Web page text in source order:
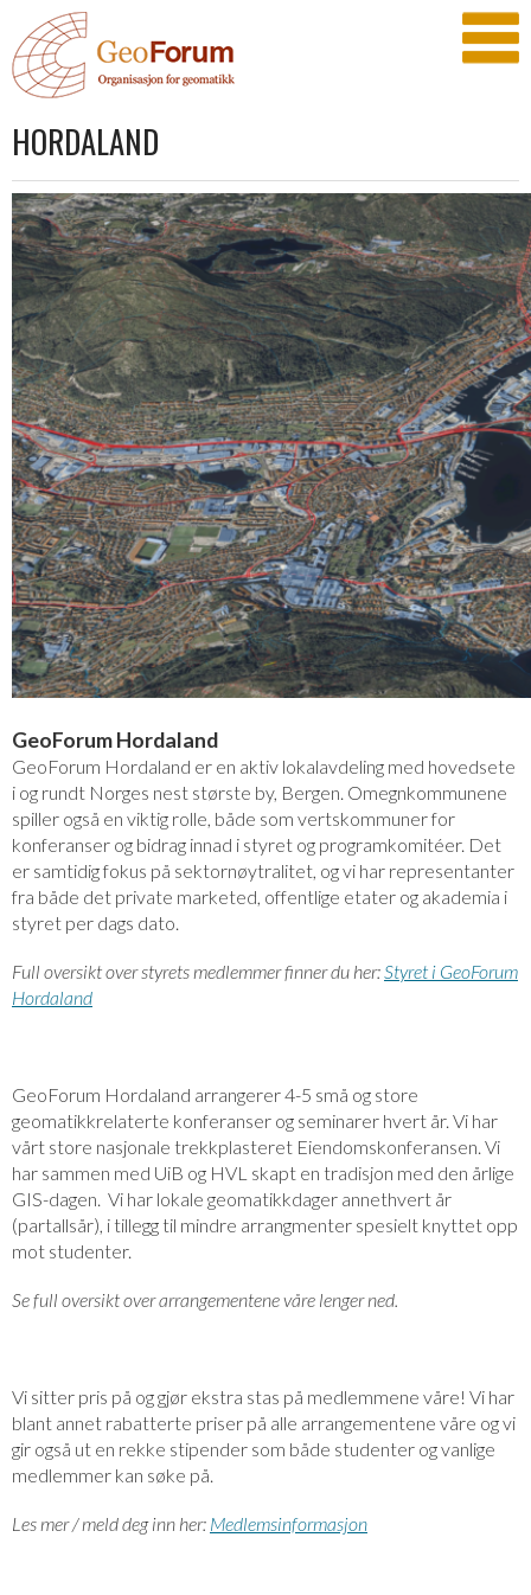
HORDALAND
GeoForum Hordaland
GeoForum Hordaland er en aktiv lokalavdeling med hovedsete
i og rundt Norges nest største by, Bergen. Omegnkommunene
spiller også en viktig rolle, både som vertskommuner for
konferanser og bidrag innad i styret og programkomitéer. Det
er samtidig fokus på sektornøytralitet, og vi har representanter
fra både det private marketed, offentlige etater og akademia i
styret per dags dato.
Full oversikt over styrets medlemmer finner du her:Styret i GeoForum
Hordaland
GeoForum Hordaland arrangerer 4-5 små og store
geomatikkrelaterte konferanser og seminarer hvert år. Vi har
vårt store nasjonale trekkplasteret Eiendomskonferansen. Vi
har sammen med UiB og HVL skapt en tradisjon med den årlige
GIS-dagen. Vi har lokale geomatikkdager annethvert år
(partallsår), i tillegg til mindre arrangmenter spesielt knyttet opp
mot studenter.
Se full oversikt over arrangementene våre lenger ned.
Vi sitter pris på og gjør ekstra stas på medlemmene våre! Vi har
blant annet rabatterte priser på alle arrangementene våre og vi
gir også ut en rekke stipender som både studenter og vanlige
medlemmer kan søke på.
Les mer / meld deg inn her: Medlemsinformasjon